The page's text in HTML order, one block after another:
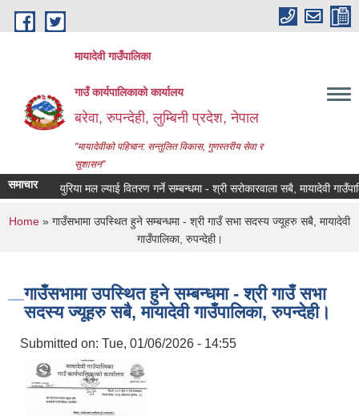
Skip to main content
मायादेवी गाउँपालिका
गाउँ कार्यपालिकाको कार्यालय
बरेवा, रुपन्देही, लुम्बिनी प्रदेश, नेपाल
"मायादेवीको पहिचान: सन्तुलित विकास, गुणस्तरीय सेवा र
सुशासन"
समाचारतथा युरिया मल ल्याई वितरण गर्ने सम्बन्धमा - श्री सरोकारवाला सबै, मायादेवी
You are here
Home » गाउँसभामा उपस्थित हुने सम्बन्धमा - श्री गाउँ सभा सदस्य ज्यूहरु सबै, मायादेवी
गाउँपालिका, रुपन्देही।
गाउँसभामा उपस्थित हुने सम्बन्धमा - श्री गाउँ सभा
सदस्य ज्यूहरु सबै, मायादेवी गाउँपालिका, रुपन्देही।
Submitted on: Tue, 01/06/2026 - 14:55